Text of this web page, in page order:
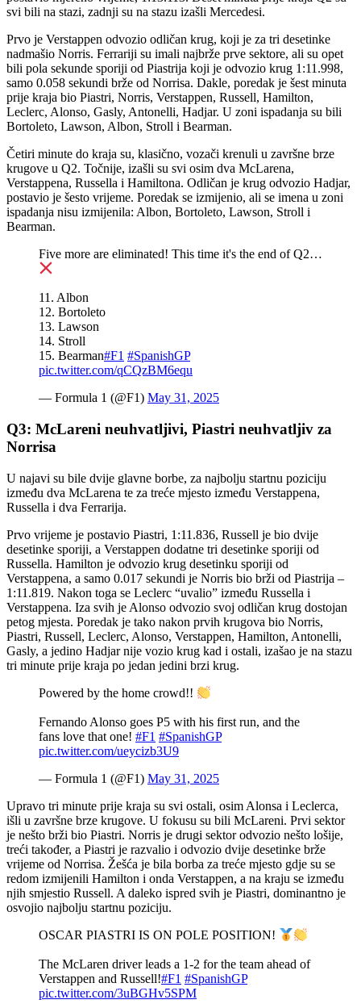
svi bili na stazi, zadnji su na stazu izašli Mercedesi.
Prvo je Verstappen odvozio odličan krug, koji je za tri desetinke
nadmašio Norris. Ferrariji su imali najbrže prve sektore, ali su opet
bili pola sekunde sporiji od Piastrija koji je odvozio krug 1:11.998,
samo 0.058 sekundi brže od Norrisa. Dakle, poredak je šest minuta
prije kraja bio Piastri, Norris, Verstappen, Russell, Hamilton,
Leclerc, Alonso, Gasly, Antonelli, Hadjar. U zoni ispadanja su bili
Bortoleto, Lawson, Albon, Stroll i Bearman.
Četiri minute do kraja su, klasično, vozači krenuli u završne brze
krugove u Q2. Točnije, izašli su svi osim dva McLarena,
Verstappena, Russella i Hamiltona. Odličan je krug odvozio Hadjar,
postavio je šesto vrijeme. Poredak se izmijenio, ali se imena u zoni
ispadanja nisu izmijenila: Albon, Bortoleto, Lawson, Stroll i
Bearman.
Five more are eliminated! This time it's the end of Q2…
11. Albon
12. Bortoleto
13. Lawson
14. Stroll
15. Bearman#F1 #SpanishGP
pic.twitter.com/qCQzBM6equ
— Formula 1 (@F1) May 31, 2025
Q3: McLareni neuhvatljivi, Piastri neuhvatljiv za
Norrisa
U najavi su bile dvije glavne borbe, za najbolju startnu poziciju
između dva McLarena te za treće mjesto između Verstappena,
Russella i dva Ferrarija.
Prvo vrijeme je postavio Piastri, 1:11.836, Russell je bio dvije
desetinke sporiji, a Verstappen dodatne tri desetinke sporiji od
Russella. Hamilton je odvozio krug desetinku sporiji od
Verstappena, a samo 0.017 sekundi je Norris bio brži od Piastrija –
1:11.819. Nakon toga se Leclerc “uvalio” između Russella i
Verstappena. Iza svih je Alonso odvozio svoj odličan krug dostojan
petog mjesta. Poredak je tako nakon prvih krugova bio Norris,
Piastri, Russell, Leclerc, Alonso, Verstappen, Hamilton, Antonelli,
Gasly, a jedino Hadjar nije vozio krug kad i ostali, izašao je na stazu
tri minute prije kraja po jedan jedini brzi krug.
Powered by the home crowd!!
Fernando Alonso goes P5 with his first run, and the
fans love that one! #F1 #SpanishGP
pic.twitter.com/ueycizb3U9
— Formula 1 (@F1) May 31, 2025
Upravo tri minute prije kraja su svi ostali, osim Alonsa i Leclerca,
išli u završne brze krugove. U fokusu su bili McLareni. Prvi sektor
je nešto brži bio Piastri. Norris je drugi sektor odvozio nešto lošije,
treći također, a Piastri je razvalio i odvozio dvije desetinke brže
vrijeme od Norrisa. Žešća je bila borba za treće mjesto gdje su se
redom izmijenili Hamilton i onda Verstappen, a na kraju se između
njih smjestio Russell. A daleko ispred svih je Piastri, dominantno je
osvojio najbolju startnu poziciju.
OSCAR PIASTRI IS ON POLE POSITION!
The McLaren driver leads a 1-2 for the team ahead of
Verstappen and Russell!#F1 #SpanishGP
pic.twitter.com/3uBGHv5SPM